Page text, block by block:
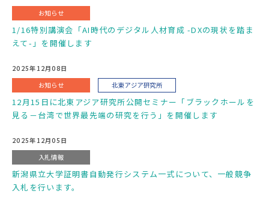
お知らせ
1/16特別講演会「AI時代のデジタル人材育成 -DXの現状を踏ま
えて-」を開催します
2025年12月08日
お知らせ
北東アジア研究所
12月15日に北東アジア研究所公開セミナー「ブラックホールを
見る－台湾で世界最先端の研究を行う」を開催します
2025年12月05日
入札情報
新潟県立大学証明書自動発行システム一式について、一般競争
入札を行います。